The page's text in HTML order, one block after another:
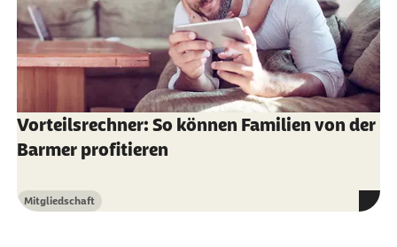
Vorteilsrechner: So können Familien von der
Barmer profitieren
Kategorie
Mitgliedschaft